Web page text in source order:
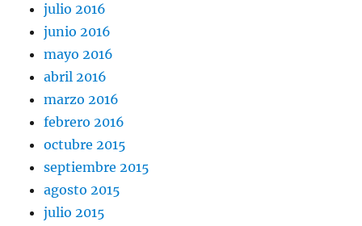
julio 2016
junio 2016
mayo 2016
abril 2016
marzo 2016
febrero 2016
octubre 2015
septiembre 2015
agosto 2015
julio 2015